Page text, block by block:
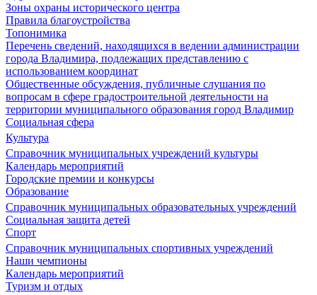
Зоны охраны исторического центра
Правила благоустройства
Топонимика
Перечень сведений, находящихся в ведении администрации
города Владимира, подлежащих представлению с
использованием координат
Общественные обсуждения, публичные слушания по
вопросам в сфере градостроительной деятельности на
территории муниципального образования город Владимир
Социальная сфера
Культура
Справочник муниципальных учреждений культуры
Календарь мероприятий
Городские премии и конкурсы
Образование
Справочник муниципальных образовательных учреждений
Социальная защита детей
Спорт
Справочник муниципальных спортивных учреждений
Наши чемпионы
Календарь мероприятий
Туризм и отдых